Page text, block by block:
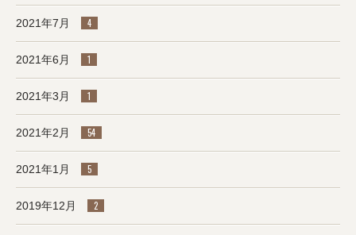
2021年7月 4
2021年6月 1
2021年3月 1
2021年2月 54
2021年1月 5
2019年12月 2